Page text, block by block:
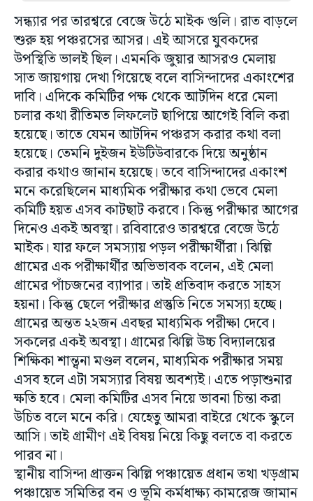
সন্ধ্যার পর তারশ্বরে বেজে উঠে মাইক গুলি। রাত বাড়লে
শুরু হয় পঞ্চরসের আসর। এই আসরে যুবকদের
উপস্থিতি ভালই ছিল। এমনকি জুয়ার আসরও মেলায়
সাত জায়গায় দেখা গিয়েছে বলে বাসিন্দাদের একাংশের
দাবি। এদিকে কমিটির পক্ষ থেকে আটদিন ধরে মেলা
চলার কথা রীতিমত লিফলেট ছাপিয়ে আগেই বিলি করা
হয়েছে। তাতে যেমন আটদিন পঞ্চরস করার কথা বলা
হয়েছে। তেমনি দুইজন ইউটিউবারকে দিয়ে অনুষ্ঠান
করার কথাও জানান হয়েছে। তবে বাসিন্দাদের একাংশ
মনে করেছিলেন মাধ্যমিক পরীক্ষার কথা ভেবে মেলা
কমিটি হয়ত এসব কাটছাট করবে। কিন্তু পরীক্ষার আগের
দিনেও একই অবস্থা। রবিবারেও তারশ্বরে বেজে উঠে
মাইক। যার ফলে সমস্যায় পড়ল পরীক্ষার্থীরা। ঝিল্লি
গ্রামের এক পরীক্ষার্থীর অভিভাবক বলেন, এই মেলা
গ্রামের পাঁচজনের ব্যাপার। তাই প্রতিবাদ করতে সাহস
হয়না। কিন্তু ছেলে পরীক্ষার প্রস্তুতি নিতে সমস্যা হচ্ছে।
গ্রামের অন্তত ২২জন এবছর মাধ্যমিক পরীক্ষা দেবে।
সকলের একই অবস্থা। গ্রামের ঝিল্লি উচ্চ বিদ্যালয়ের
শিক্ষিকা শান্ত্বনা মণ্ডল বলেন, মাধ্যমিক পরীক্ষার সময়
এসব হলে এটা সমস্যার বিষয় অবশ্যই। এতে পড়াশুনার
ক্ষতি হবে। মেলা কমিটির এসব নিয়ে ভাবনা চিন্তা করা
উচিত বলে মনে করি। যেহেতু আমরা বাইরে থেকে স্কুলে
আসি। তাই গ্রামীণ এই বিষয় নিয়ে কিছু বলতে বা করতে
পারব না।
স্থানীয় বাসিন্দা প্রাক্তন ঝিল্লি পঞ্চায়েত প্রধান তথা খড়গ্রাম
পঞ্চায়েত সমিতির বন ও ভূমি কর্মধাক্ষ্য কামরেজ জামান